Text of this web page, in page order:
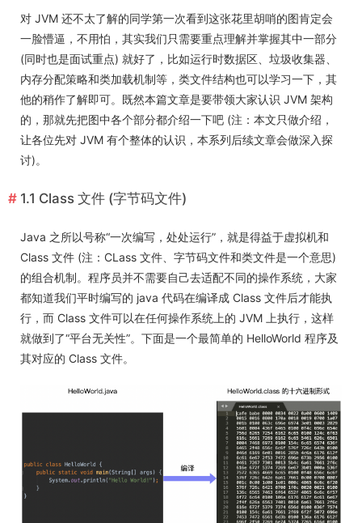
对 JVM 还不太了解的同学第一次看到这张花里胡哨的图肯定会
一脸懵逼，不用怕，其实我们只需要重点理解并掌握其中一部分
(同时也是面试重点) 就好了，比如运行时数据区、垃圾收集器、
内存分配策略和类加载机制等，类文件结构也可以学习一下，其
他的稍作了解即可。既然本篇文章是要带领大家认识 JVM 架构
的，那就先把图中各个部分都介绍一下吧 (注：本文只做介绍，
让各位先对 JVM 有个整体的认识，本系列后续文章会做深入探
讨)。
1.1 Class 文件 (字节码文件)
Java 之所以号称“一次编写，处处运行”，就是得益于虚拟机和
Class 文件 (注：CLass 文件、字节码文件和类文件是一个意思)
的组合机制。程序员并不需要自己去适配不同的操作系统，大家
都知道我们平时编写的 java 代码在编译成 Class 文件后才能执
行，而 Class 文件可以在任何操作系统上的 JVM 上执行，这样
就做到了“平台无关性”。下面是一个最简单的 HelloWorld 程序及
其对应的 Class 文件。